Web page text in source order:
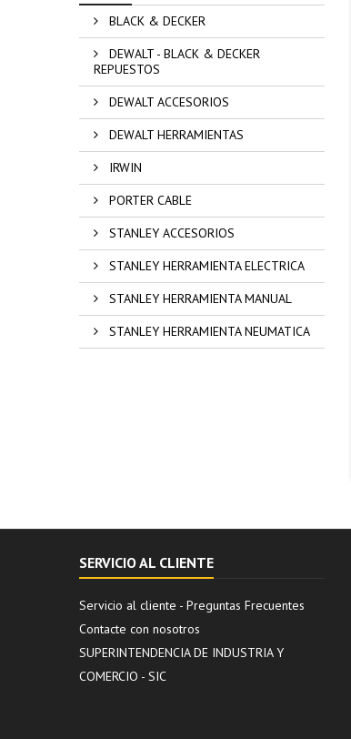
BLACK & DECKER
DEWALT - BLACK & DECKER
REPUESTOS
DEWALT ACCESORIOS
DEWALT HERRAMIENTAS
IRWIN
PORTER CABLE
STANLEY ACCESORIOS
STANLEY HERRAMIENTA ELECTRICA
STANLEY HERRAMIENTA MANUAL
STANLEY HERRAMIENTA NEUMATICA
SERVICIO AL CLIENTE
Servicio al cliente - Preguntas Frecuentes
Contacte con nosotros
SUPERINTENDENCIA DE INDUSTRIA Y
COMERCIO - SIC